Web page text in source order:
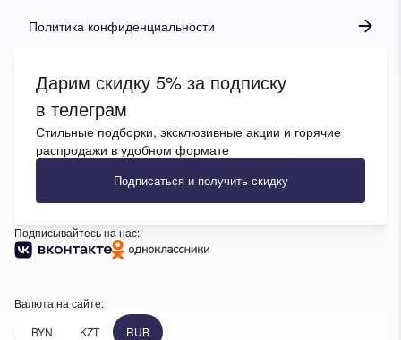
Политика конфиденциальности
Дарим скидку 5% за подписку
в телеграм
Стильные подборки, эксклюзивные акции и горячие
распродажи в удобном формате
Подписаться и получить скидку
Подписывайтесь на нас:
Валюта на сайте:
BYN
KZT RUB